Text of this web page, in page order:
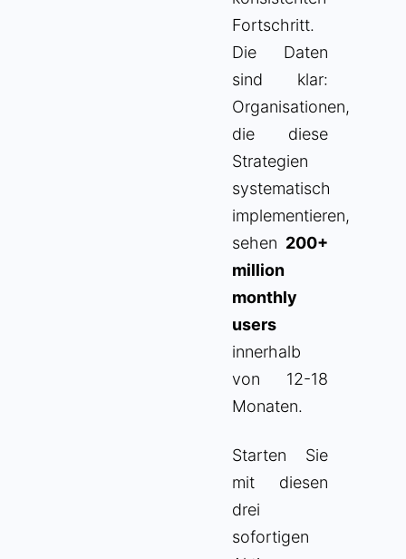
Fortschritt.
Die Daten
sind klar:
Organisationen,
die diese
Strategien
systematisch
implementieren,
sehen 200+
million
monthly
users
innerhalb
von 12-18
Monaten.
Starten Sie
mit diesen
drei
sofortigen